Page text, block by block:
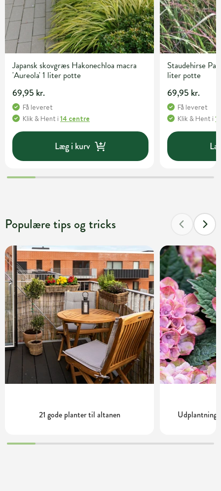
Japansk skovgræs Hakonechloa macra
'Aureola' 1 liter potte
69,95 kr.
Få leveret
Klik & Hent i 14 centre
Læg i kurv
Staudehirse
liter potte
69,95 kr.
Få leveret
Klik & Hent i
Populære tips og tricks
21 gode planter til altanen Udplantning